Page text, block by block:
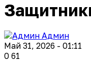
Админ
Май 31, 2026 - 01:11
0 61